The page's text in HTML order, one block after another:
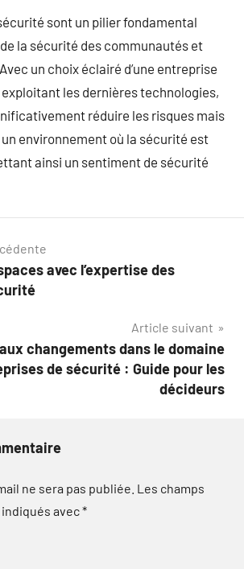
sont un pilier fondamental
la sécurité des communautés et
un choix éclairé d’une entreprise
les dernières technologies,
réduire les risques mais
environnement où la sécurité est
ainsi un sentiment de sécurité
avec l’expertise des
Article suivant
changements dans le domaine
de sécurité : Guide pour les
décideurs
ne sera pas publiée. Les champs
avec*